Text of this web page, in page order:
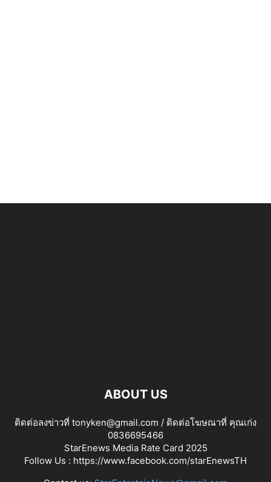
ABOUT US
ติดต่อลงข่าวที่ tonyken@gmail.com / ติดต่อโฆษณาที่ คุณเก่ง
0836695466
StarEnews Media Rate Card 2025
Follow Us : https://www.facebook.com/starEnewsTH